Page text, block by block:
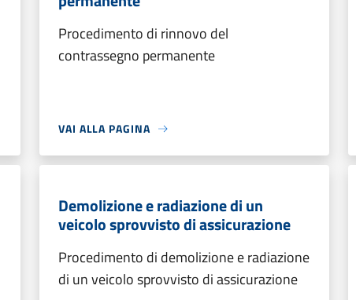
Procedimento di rinnovo del
contrassegno permanente
VAI ALLA PAGINA
Demolizione e radiazione di un
veicolo sprovvisto di assicurazione
Procedimento di demolizione e radiazione
di un veicolo sprovvisto di assicurazione